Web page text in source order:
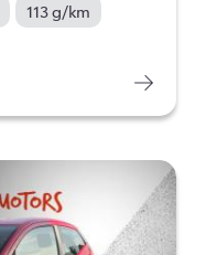
113 g/km